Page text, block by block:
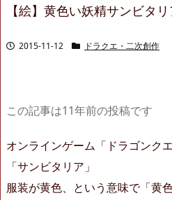
【絵】黄色い妖精サンビタ
2015-11-12 ドラクエ・二次創作
この記事は11年前の投稿です
オンラインゲーム「ドラゴンク
「サンビタリア」
服装が黄色、という意味で「黄